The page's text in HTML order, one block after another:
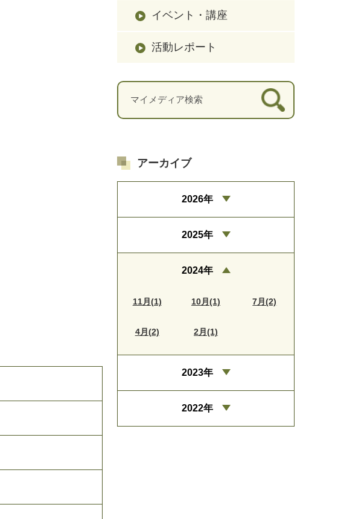
イベント・講座
活動レポート
アーカイブ
2026年
2025年
2024年
11月(1) 10月(1) 7月(2)
4月(2) 2月(1)
2023年
2022年